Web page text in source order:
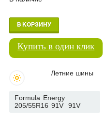
В КОРЗИНУ
Купить в один клик
Летние шины
Formula Energy
205/55R16 91V
91V